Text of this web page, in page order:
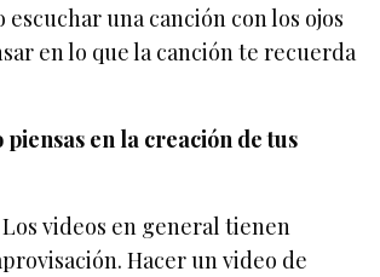
escuchar una canción con los ojos
en lo que la canción te recuerda
piensas en la creación de tus
videos en general tienen
Hacer un video de